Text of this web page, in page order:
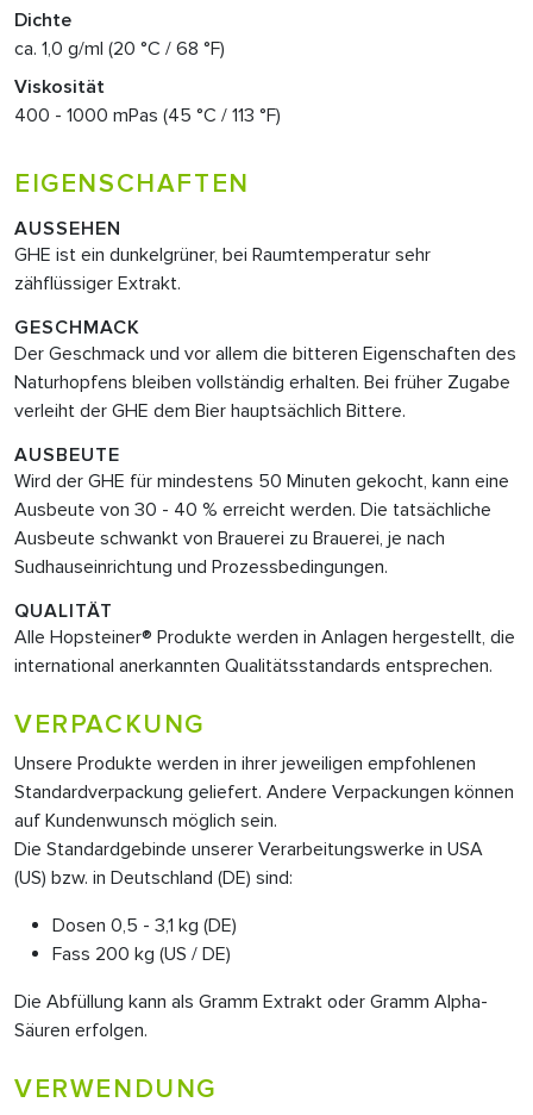
Dichte
ca. 1,0 g/ml (20 °C / 68 °F)
Viskosität
400 - 1000 mPas (45 °C / 113 °F)
EIGENSCHAFTEN
AUSSEHEN
GHE ist ein dunkelgrüner, bei Raumtemperatur sehr
zähflüssiger Extrakt.
GESCHMACK
Der Geschmack und vor allem die bitteren Eigenschaften des
Naturhopfens bleiben vollständig erhalten. Bei früher Zugabe
verleiht der GHE dem Bier hauptsächlich Bittere.
AUSBEUTE
Wird der GHE für mindestens 50 Minuten gekocht, kann eine
Ausbeute von 30 - 40 % erreicht werden. Die tatsächliche
Ausbeute schwankt von Brauerei zu Brauerei, je nach
Sudhauseinrichtung und Prozessbedingungen.
QUALITÄT
Alle Hopsteiner® Produkte werden in Anlagen hergestellt, die
international anerkannten Qualitätsstandards entsprechen.
VERPACKUNG
Unsere Produkte werden in ihrer jeweiligen empfohlenen
Standardverpackung geliefert. Andere Verpackungen können
auf Kundenwunsch möglich sein.
Die Standardgebinde unserer Verarbeitungswerke in USA
(US) bzw. in Deutschland (DE) sind:
Dosen 0,5 - 3,1 kg (DE)
Fass 200 kg (US / DE)
Die Abfüllung kann als Gramm Extrakt oder Gramm Alpha-
Säuren erfolgen.
VERWENDUNG